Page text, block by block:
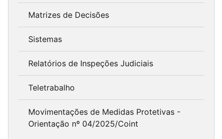
Matrizes de Decisões
Sistemas
Relatórios de Inspeções Judiciais
Teletrabalho
Movimentações de Medidas Protetivas -
Orientação nº 04/2025/Coint